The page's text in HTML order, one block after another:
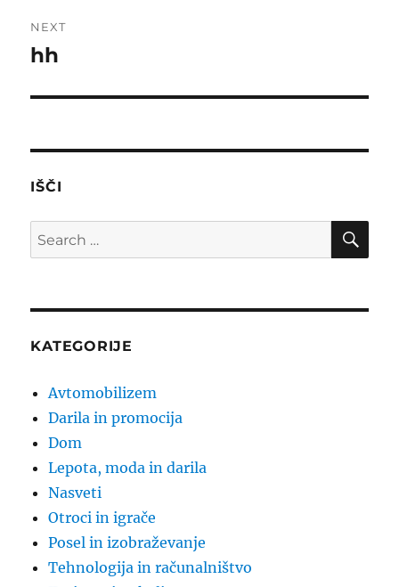
NEXT
Next
hh
IŠČI
Search
for:
KATEGORIJE
Avtomobilizem
Darila in promocija
Dom
Lepota, moda in darila
Nasveti
Otroci in igrače
Posel in izobraževanje
Tehnologija in računalništvo